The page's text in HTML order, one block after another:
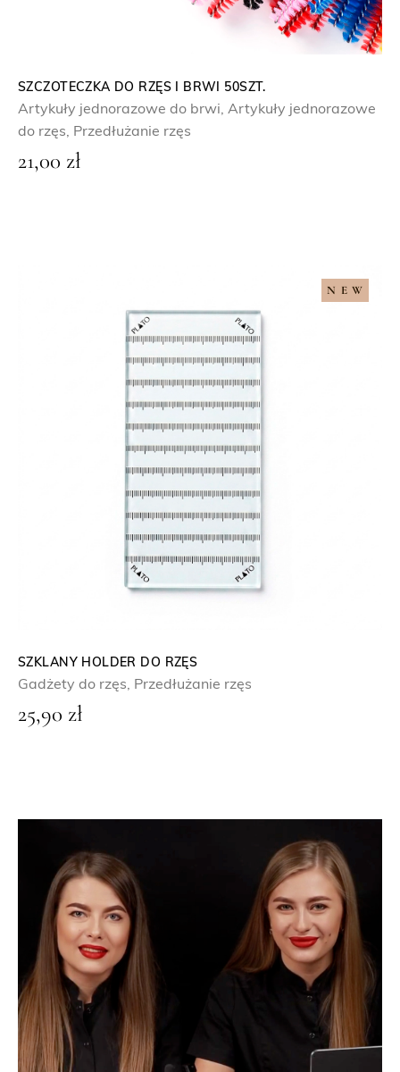
ł
d
o
z
ł
SZCZOTECZKA DO RZĘS I BRWI 50SZT.
Artykuły jednorazowe do brwi, Artykuły jednorazowe
do rzęs, Przedłużanie rzęs
21,00 zł
NEW
SZKLANY HOLDER DO RZĘS
Gadżety do rzęs, Przedłużanie rzęs
25,90 zł